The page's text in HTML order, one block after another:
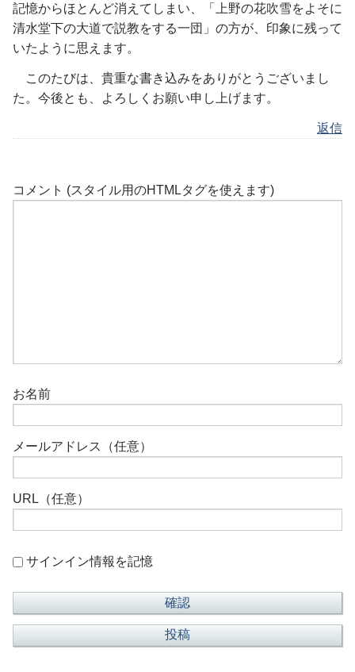
記憶からほとんど消えてしまい、「上野の花吹雪をよそに
清水堂下の大道で説教をする一団」の方が、印象に残って
いたように思えます。
このたびは、貴重な書き込みをありがとうございまし
た。今後とも、よろしくお願い申し上げます。
返信
コメント (スタイル用のHTMLタグを使えます)
お名前
メールアドレス（任意）
URL（任意）
サインイン情報を記憶